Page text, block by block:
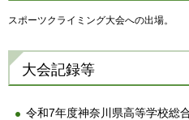
スポーツクライミング大会への出場。
大会記録等
令和7年度神奈川県高等学校総